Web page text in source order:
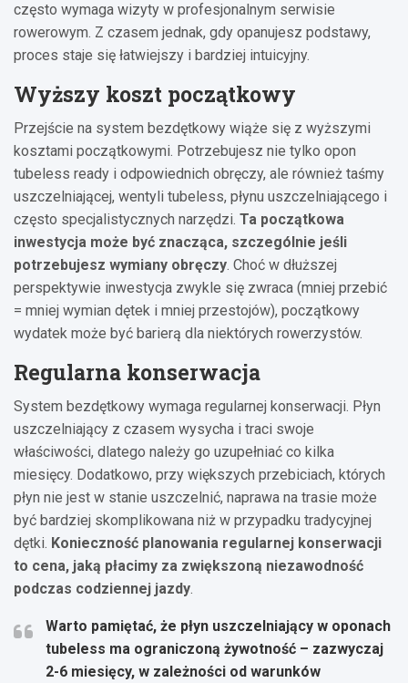
często wymaga wizyty w profesjonalnym serwisie
rowerowym. Z czasem jednak, gdy opanujesz podstawy,
proces staje się łatwiejszy i bardziej intuicyjny.
Wyższy koszt początkowy
Przejście na system bezdętkowy wiąże się z wyższymi
kosztami początkowymi. Potrzebujesz nie tylko opon
tubeless ready i odpowiednich obręczy, ale również taśmy
uszczelniającej, wentyli tubeless, płynu uszczelniającego i
często specjalistycznych narzędzi. Ta początkowa
inwestycja może być znacząca, szczególnie jeśli
potrzebujesz wymiany obręczy. Choć w dłuższej
perspektywie inwestycja zwykle się zwraca (mniej przebić
= mniej wymian dętek i mniej przestojów), początkowy
wydatek może być barierą dla niektórych rowerzystów.
Regularna konserwacja
System bezdętkowy wymaga regularnej konserwacji. Płyn
uszczelniający z czasem wysycha i traci swoje
właściwości, dlatego należy go uzupełniać co kilka
miesięcy. Dodatkowo, przy większych przebiciach, których
płyn nie jest w stanie uszczelnić, naprawa na trasie może
być bardziej skomplikowana niż w przypadku tradycyjnej
dętki. Konieczność planowania regularnej konserwacji
to cena, jaką płacimy za zwiększoną niezawodność
podczas codziennej jazdy.
Warto pamiętać, że płyn uszczelniający w oponach
tubeless ma ograniczoną żywotność – zazwyczaj
2-6 miesięcy, w zależności od warunków